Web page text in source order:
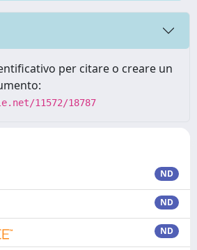
per citare o creare un
11572/18787
ND
ND
ND